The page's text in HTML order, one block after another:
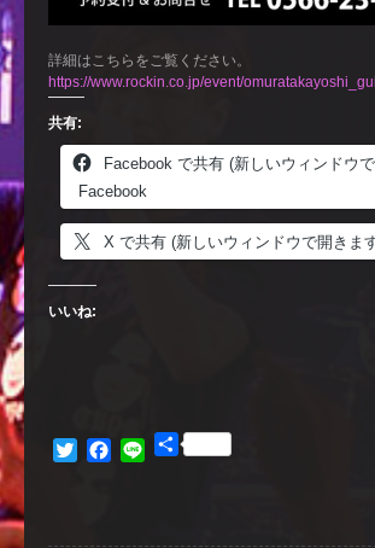
詳細はこちらをご覧ください。
https://www.rockin.co.jp/event/
共有:
Facebook で共有 (新しいウィンドウ
Facebook
X で共有 (新しいウィンドウで開きま
いいね:
TwitterFacebook
Line共